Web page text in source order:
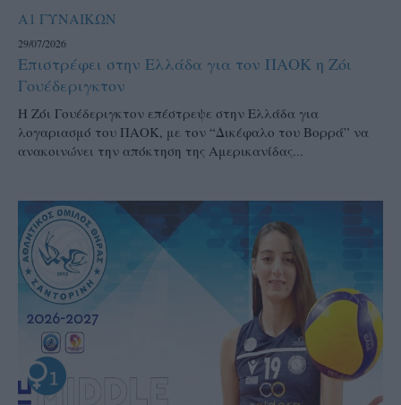
Α1 ΓΥΝΑΙΚΩΝ
29/07/2026
Επιστρέφει στην Ελλάδα για τον ΠΑΟΚ η Ζόι
Γουέδεριγκτον
Η Ζόι Γουέδεριγκτον επέστρεψε στην Ελλάδα για
λογαριασμό του ΠΑΟΚ, με τον “Δικέφαλο του Βορρά” να
ανακοινώνει την απόκτηση της Αμερικανίδας...